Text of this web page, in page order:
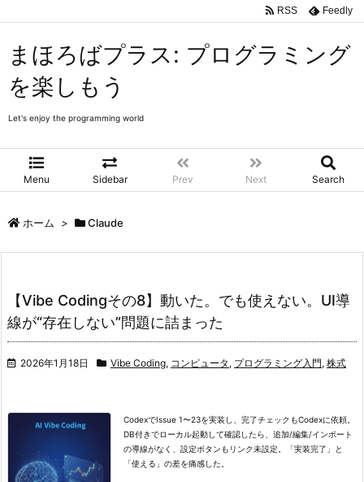
まほろばプラス: プログラミング
を楽しもう
Let's enjoy the programming world
Menu Sidebar Prev Next Search
RSS Feedly
ホーム > Claude
【Vibe Codingその8】動いた。でも使えない。UI導
線が“存在しない”問題に詰まった
2026年1月18日 Vibe Coding, コンピュータ , プログラミング入門, 株式
CodexでIssue 1〜23を実装し、完了チェックもCodexに依頼。
DB付きでローカル起動して確認したら、追加/編集/インポート
の導線がなく、設定ボタンもリンク未設定。「実装完了」と
「使える」の差を痛感した。